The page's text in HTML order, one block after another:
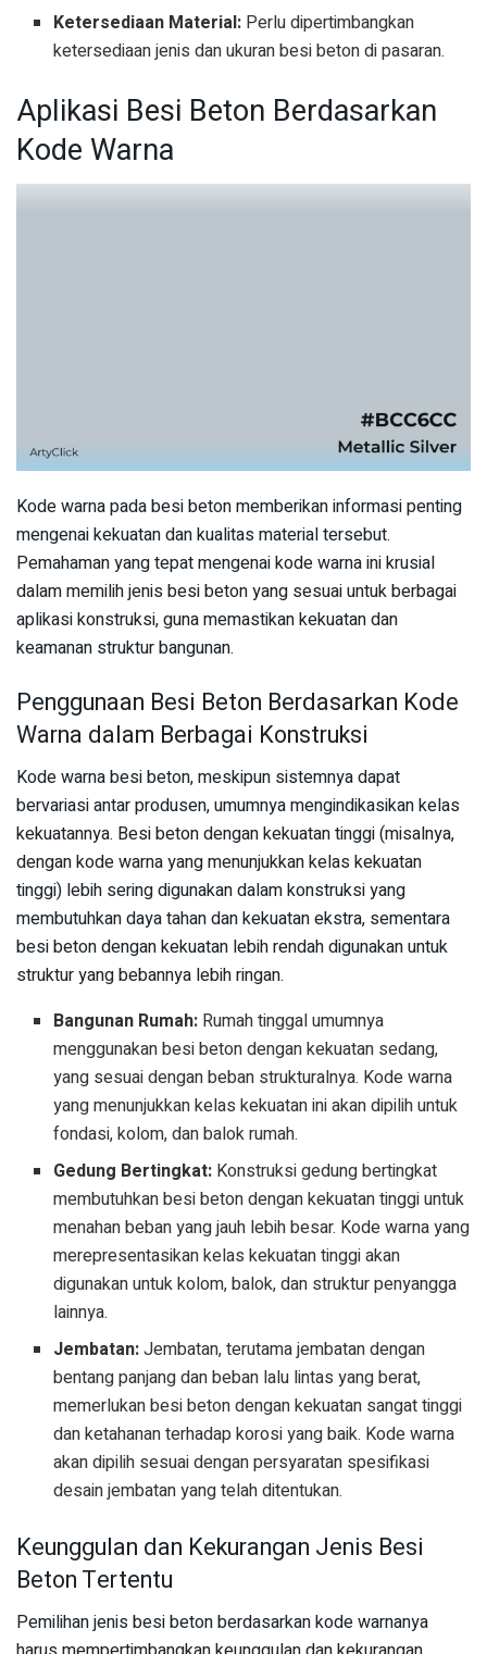
Ketersediaan Material: Perlu dipertimbangkan
ketersediaan jenis dan ukuran besi beton di pasaran.
Aplikasi Besi Beton Berdasarkan
Kode Warna
Kode warna pada besi beton memberikan informasi penting
mengenai kekuatan dan kualitas material tersebut.
Pemahaman yang tepat mengenai kode warna ini krusial
dalam memilih jenis besi beton yang sesuai untuk berbagai
aplikasi konstruksi, guna memastikan kekuatan dan
keamanan struktur bangunan.
Penggunaan Besi Beton Berdasarkan Kode
Warna dalam Berbagai Konstruksi
Kode warna besi beton, meskipun sistemnya dapat
bervariasi antar produsen, umumnya mengindikasikan kelas
kekuatannya. Besi beton dengan kekuatan tinggi (misalnya,
dengan kode warna yang menunjukkan kelas kekuatan
tinggi) lebih sering digunakan dalam konstruksi yang
membutuhkan daya tahan dan kekuatan ekstra, sementara
besi beton dengan kekuatan lebih rendah digunakan untuk
struktur yang bebannya lebih ringan.
Bangunan Rumah: Rumah tinggal umumnya
menggunakan besi beton dengan kekuatan sedang,
yang sesuai dengan beban strukturalnya. Kode warna
yang menunjukkan kelas kekuatan ini akan dipilih untuk
fondasi, kolom, dan balok rumah.
Gedung Bertingkat: Konstruksi gedung bertingkat
membutuhkan besi beton dengan kekuatan tinggi untuk
menahan beban yang jauh lebih besar. Kode warna yang
merepresentasikan kelas kekuatan tinggi akan
digunakan untuk kolom, balok, dan struktur penyangga
lainnya.
Jembatan:Jembatan, terutama jembatan dengan
bentang panjang dan beban lalu lintas yang berat,
memerlukan besi beton dengan kekuatan sangat tinggi
dan ketahanan terhadap korosi yang baik. Kode warna
akan dipilih sesuai dengan persyaratan spesifikasi
desain jembatan yang telah ditentukan.
Keunggulan dan Kekurangan Jenis Besi
Beton Tertentu
Pemilihan jenis besi beton berdasarkan kode warnanya